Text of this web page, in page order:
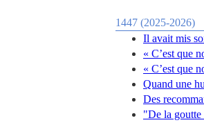
1447 (2025-2026)
Il avait mis
« C’est que
« C’est que
Quand une
Des
"De la goutte